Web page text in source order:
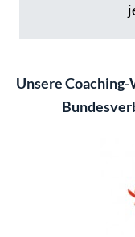
Unsere